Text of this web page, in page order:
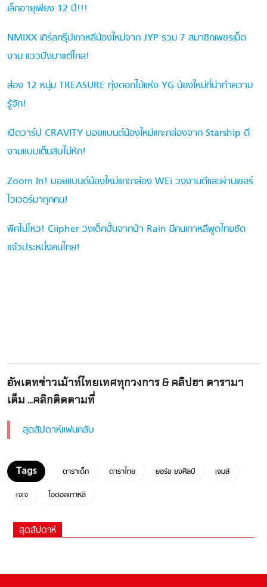
เล็กอายุเพียง 12 ปี!!!
NMIXX เกิร์ลกรุ๊ปเกาหลีน้องใหม่จาก JYP รวม 7 สมาชิกเพชรเม็ด
งาม แววปังมาแต่ไกล!
ส่อง 12 หนุ่ม TREASURE ทุ่งดอกไม้แห่ง YG น้องใหม่ที่น่าทำความ
รู้จัก!
เปิดวาร์ป CRAVITY บอยแบนด์น้องใหม่แกะกล่องจาก Starship ดี
งามแบบเต็มสิบไม่หัก!
Zoom In! บอยแบนด์น้องใหม่แกะกล่อง WEi วงงานดีและผ่านเซอร์
ไวเวอร์มาทุกคน!
พีคไม่ไหว! Ciipher วงเด็กปั้นจากป๋า Rain มีคนเกาหลีพูดไทยชัด
แจ๋วประหนึ่งคนไทย!
อัพเดทข่าวเม้าท์ไทยเทศทุกวงการ & คลิปฮา ดารามา
เต็ม ...คลิกติดตามที่
สุดสัปดาห์แฟนคลับ
ดาราเด็ก ดาราไทย ยอร์ช ยงศิลป์
เจมส์
เจเจ
ไอดอลเกาหลี
สุดสัปดาห์